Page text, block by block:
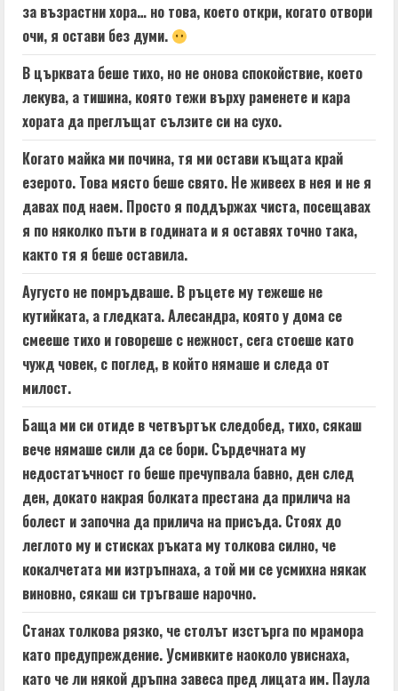
за възрастни хора… но това, което откри, когато отвори
очи, я остави без думи.
В църквата беше тихо, но не онова спокойствие, което
лекува, а тишина, която тежи върху раменете и кара
хората да преглъщат сълзите си на сухо.
Когато майка ми почина, тя ми остави къщата край
езерото. Това място беше свято. Не живеех в нея и не я
давах под наем. Просто я поддържах чиста, посещавах
я по няколко пъти в годината и я оставях точно така,
както тя я беше оставила.
Аугусто не помръдваше. В ръцете му тежеше не
кутийката, а гледката. Алесандра, която у дома се
смееше тихо и говореше с нежност, сега стоеше като
чужд човек, с поглед, в който нямаше и следа от
милост.
Баща ми си отиде в четвъртък следобед, тихо, сякаш
вече нямаше сили да се бори. Сърдечната му
недостатъчност го беше пречупвала бавно, ден след
ден, докато накрая болката престана да прилича на
болест и започна да прилича на присъда. Стоях до
леглото му и стисках ръката му толкова силно, че
кокалчетата ми изтръпнаха, а той ми се усмихна някак
виновно, сякаш си тръгваше нарочно.
Станах толкова рязко, че столът изстърга по мрамора
като предупреждение. Усмивките наоколо увиснаха,
като че ли някой дръпна завеса пред лицата им. Паула